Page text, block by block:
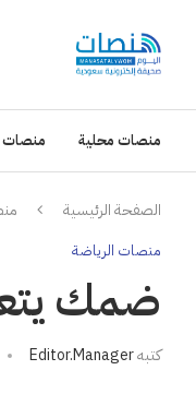
منصات محلية منصات
الصفحة الرئيسية
منصات الرياضة
ضمك
كتبهEditor.manager